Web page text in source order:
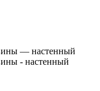
— настенный
- настенный